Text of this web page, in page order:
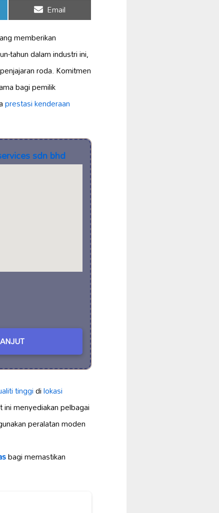
Share
on
Email
memberikan
tahun dalam industri ini,
roda. Komitmen
bagi pemilik
prestasi kenderaan
sdn bhd
tinggidilokasi
ini menyediakan pelbagai
peralatan moden
bagi memastikan